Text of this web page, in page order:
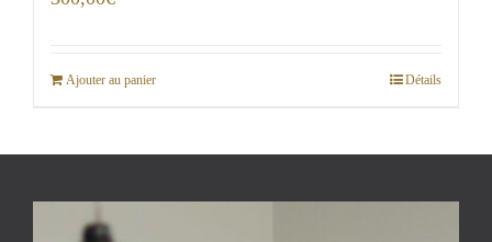
Ajouter au panier Détails